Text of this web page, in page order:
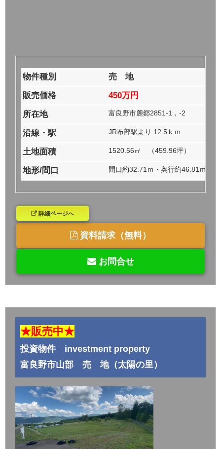
物件種別
売 地
販売価格
450万円
所在地
富良野市麓郷2851-1，-2
沿線・駅 JR布部駅より 12.5ｋｍ
土地面積 1520.56㎡ （459.96坪）
地形/間口 間口約32.71ｍ・奥行約46.81ｍ・
詳細ページへ
資料請求（無料）
お問合せ
★販売中★
投資物件 investment property
富良野市山部 売 地（太陽の里）